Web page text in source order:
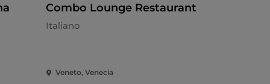
Combo Lounge Restaurant
Italiano
Veneto, Venecia